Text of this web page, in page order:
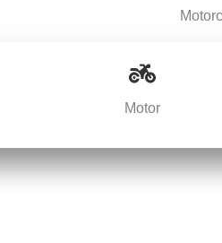
Motor